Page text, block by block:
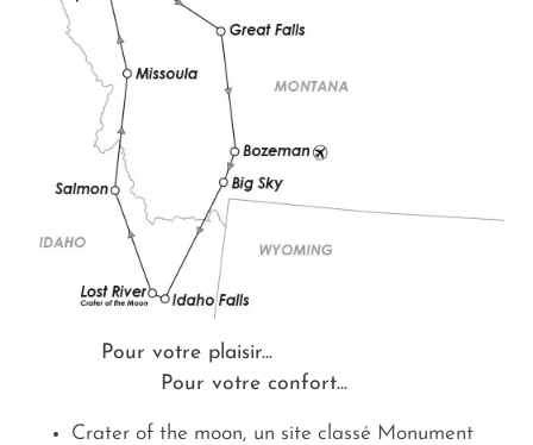
Pour votre plaisir...
Pour votre confort...
Crater of the moon, un site classé Monument